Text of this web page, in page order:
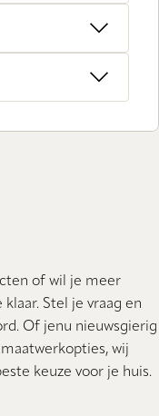
of wil je meer
Stel je vraag en
Of jenu nieuwsgierig
wij
keuze voor je huis.